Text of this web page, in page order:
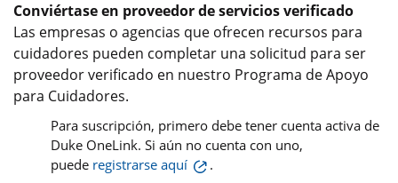
Conviértase en proveedor de servicios verificado
Las empresas o agencias que ofrecen recursos para
cuidadores pueden completar una solicitud para ser
proveedor verificado en nuestro Programa de Apoyo
para Cuidadores.
Para suscripción, primero debe tener cuenta activa de
Duke OneLink. Si aún no cuenta con uno,
puede registrarse aquí
.